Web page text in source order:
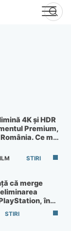
4K și HDR
Premium,
Ce mai
60 lei pe lună
STIRI
că merge
în
STIRI